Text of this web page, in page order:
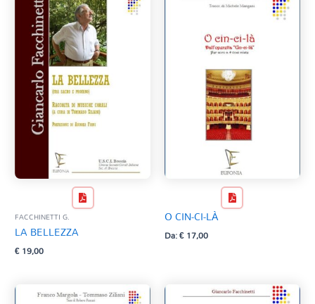
FACCHINETTI G.
LA BELLEZZA
€19,00
O CIN-CI-LÀ
Da:€17,00